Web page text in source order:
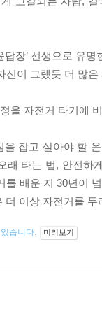
답장’ 선생으로 유
신이 그랬듯 더 많
을 자전거 타기에
을 잡고 살아야 할
래 타는 법, 안전하
를 배운 지 30년이
더 이상 자전거를
습니다. 미리보기